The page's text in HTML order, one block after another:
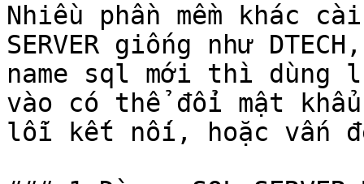
Nhiều phần mềm khác
SERVER giống như
name sql mới thì dùng
vào có thể đổi mật
lỗi kết nối, hoặc vấn